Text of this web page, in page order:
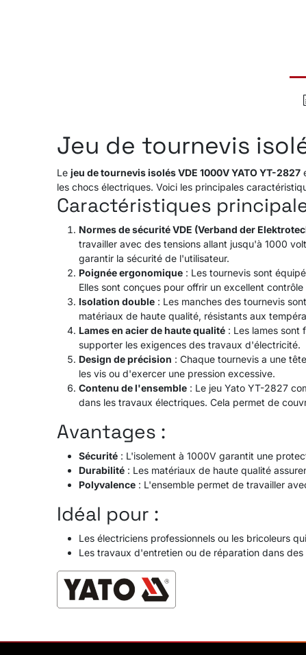
Jeu de tournevis
Le jeu de tournevis isolés VDE 1000V YATO YT-2827
les chocs électriques. Voici les principales
Caractéristiques
Normes de sécurité VDE (Verband der
travailler avec des tensions allant jusqu'à 1000
garantir la sécurité de l'utilisateur.
Poignée ergonomique: Les tournevis sont
Elles sont conçues pour offrir un excellent
Isolation double: Les manches des tournevis
matériaux de haute qualité, résistants aux
Lames en acier de haute qualité: Les lames sont
supporter les exigences des travaux d'électricité.
Design de précision : Chaque tournevis a une
les vis ou d'exercer une pression excessive.
Contenu de l'ensemble: Le jeu Yato YT-2827
dans les travaux électriques. Cela permet de
Avantages :
Sécurité: L'isolement à 1000V garantit une
Durabilité: Les matériaux de haute qualité
Polyvalence: L'ensemble permet de travailler
Idéal pour :
Les électriciens professionnels ou les bricoleurs
Les travaux d'entretien ou de réparation dans